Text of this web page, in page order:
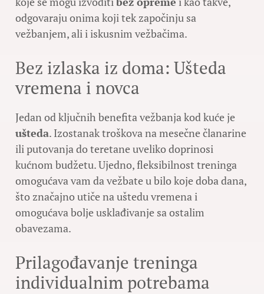
odgovaraju onima koji tek započinju sa
vežbanjem, ali i iskusnim vežbačima.
Bez izlaska iz doma: Ušteda
vremena i novca
Jedan od ključnih benefita vežbanja kod kuće je
ušteda. Izostanak troškova na mesečne članarine
ili putovanja do teretane uveliko doprinosi
kućnom budžetu. Ujedno, fleksibilnost treninga
omogućava vam da vežbate u bilo koje doba dana,
što značajno utiče na uštedu vremena i
omogućava bolje usklađivanje sa ostalim
obavezama.
Prilagođavanje treninga
individualnim potrebama